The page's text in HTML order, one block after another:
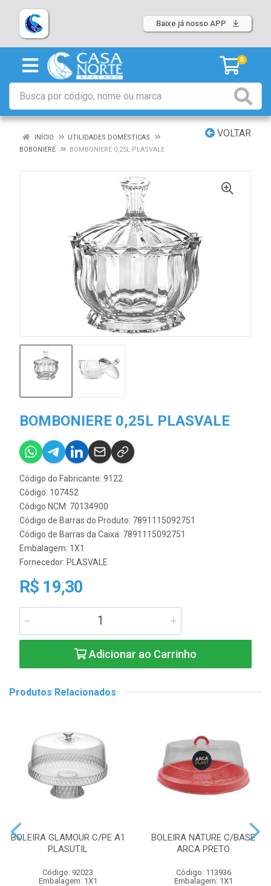
Baixe já nosso APP
0
VOLTAR
INÍCIO
UTILIDADES DOMÉSTICAS
BOBONIERE
BOMBONIERE 0,25L PLASVALE
BOMBONIERE 0,25L PLASVALE
Código do Fabricante: 9122
Código: 107452
Código NCM: 70134900
Código de Barras do Produto: 7891115092751
Código de Barras da Caixa: 7891115092751
Embalagem: 1X1
Fornecedor: PLASVALE
R$ 19,30
Adicionar ao Carrinho
Produtos Relacionados
BOLEIRA GLAMOUR C/PE A1
PLASUTIL
Código: 92023
Embalagem: 1X1
BOLEIRA NATURE C/BASE
ARCA PRETO
Código: 113936
Embalagem: 1X1